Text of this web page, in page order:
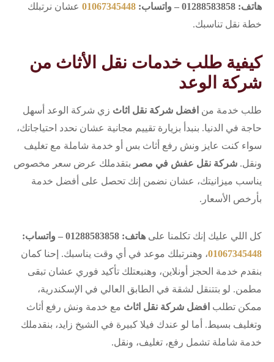
هاتف: 01288583858 – واتساب:
01067345448 عشان نرتبلك
خطة نقل تناسبك.
كيفية طلب خدمات نقل الأثاث من
شركة الوعد
طلب خدمة من افضل شركة نقل اثاث زي شركة الوعد أسهل
حاجة في الدنيا. بنبدأ بزيارة تقييم مجانية عشان نحدد احتياجاتك،
سواء كنت عايز ونش رفع أثاث بس أو خدمة شاملة مع تغليف
ونقل. شركة نقل عفش في مصر بتقدملك عرض سعر مخصوص
يناسب ميزانيتك، عشان نضمن إنك تحصل على أفضل خدمة
بأرخص الأسعار.
كل اللي عليك إنك تكلمنا على هاتف: 01288583858 – واتساب:
01067345448، وهنرتبلك موعد في أي وقت يناسبك. إحنا كمان
بنقدم خدمة الحجز أونلاين، وهنبعتلك تأكيد فوري عشان تبقى
مطمن. لو بتتنقل لشقة في الطابق العالي في الإسكندرية،
ممكن تطلب افضل شركة نقل اثاث مع خدمة ونش رفع أثاث
وتغليف بسيط. أما لو عندك فيلا كبيرة في الشيخ زايد، بنقدملك
خدمة شاملة تشمل رفع، تغليف، ونقل.